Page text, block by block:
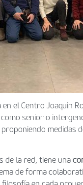
el Centro Joaquín
senior o
medidas
de la red, tiene una
de forma